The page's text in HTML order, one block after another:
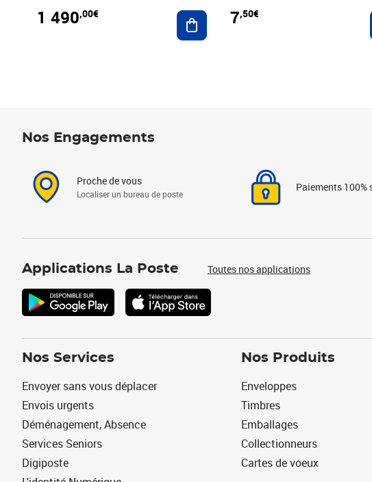
1 490,00€ Ajouter au panier
7,50€
Nos Engagements
Proche de vous
Localiser un bureau de poste
Paiements 100%
Applications La Poste Toutes nos applications
Nos Services
Envoyer sans vous déplacer
Envois urgents
Déménagement, Absence
Services Seniors
Digiposte
Nos Produits
Enveloppes
Timbres
Emballages
Collectionneurs
Cartes de voeux